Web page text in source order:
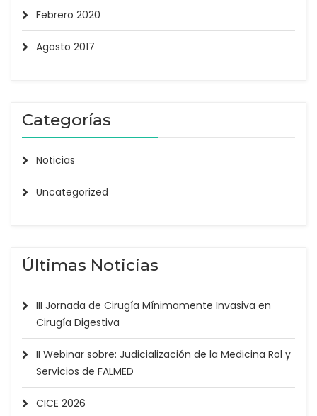
Febrero 2020
Agosto 2017
Categorías
Noticias
Uncategorized
Últimas Noticias
III Jornada de Cirugía Mínimamente Invasiva en
Cirugía Digestiva
II Webinar sobre: Judicialización de la Medicina Rol y
Servicios de FALMED
CICE 2026